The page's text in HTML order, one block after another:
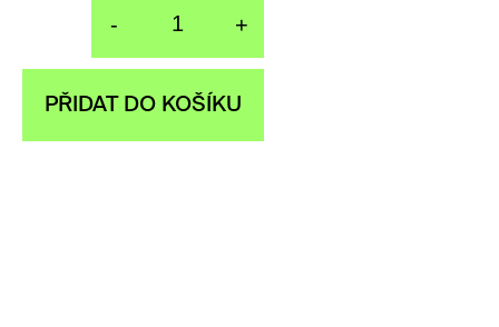
- +
PŘIDAT DO KOŠÍKU